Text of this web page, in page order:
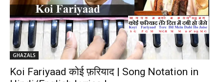
GHAZALS
Koi Fariyaad कोई फ़रियाद | Song Notation in